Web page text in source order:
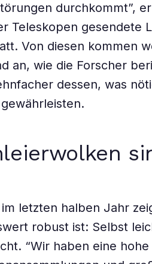
durchkommt”,
Teleskopen gesendete
Von diesen kommen
an, wie die Forscher
dessen, was
letzten halben Jahr
robust ist: Selbst
“Wir haben eine